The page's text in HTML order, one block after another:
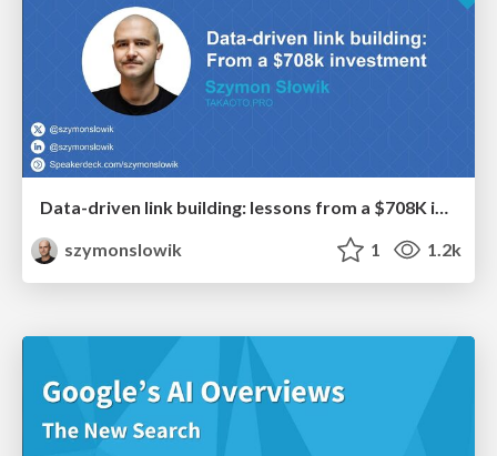
Data-driven link building: lessons from a $708K investment (BrightonSEO talk)
szymonslowik
1 1.2k